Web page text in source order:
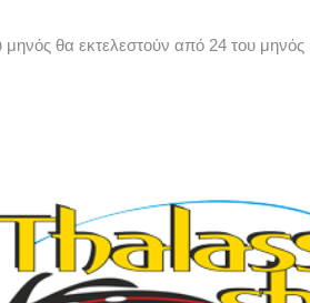
θα εκτελεστούν από 24 του μηνός